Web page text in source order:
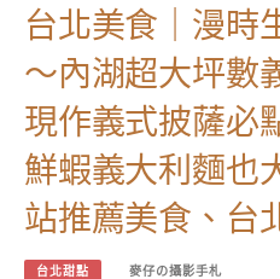
台北美食｜漫時
～內湖超大坪數
現作義式披薩必
鮮蝦義大利麵也
站推薦美食、台
台北甜點 麥仔の攝影手札